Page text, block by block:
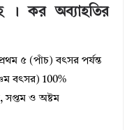
। কর অব্যাহতির
৫ (পাঁচ) বৎসর পর্যন্ত
বৎসর) 100%
সপ্তম ও অষ্টম